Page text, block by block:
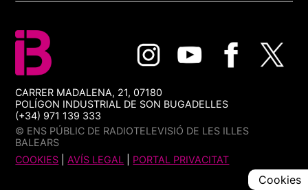
CARRER MADALENA, 21, 07180
POLÍGON INDUSTRIAL DE SON BUGADELLES
(+34) 971 139 333
© ENS PÚBLIC DE RADIOTELEVISIÓ DE LES ILLES
BALEARS
COOKIES |AVÍS LEGAL PORTAL PRIVACITAT
Cookies